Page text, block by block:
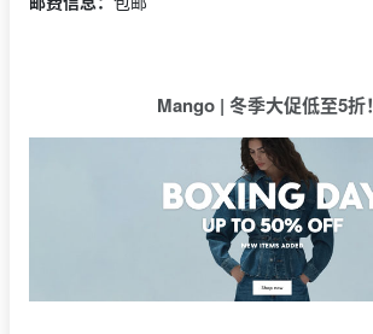
Mango | 冬季大促低至5折！